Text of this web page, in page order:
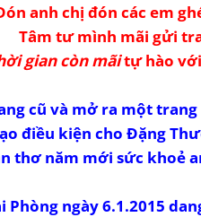
anh chị đón các em
Tâm tư mình mãi gửi
gian còn mãitự hào
cũ và mở ra một
điều kiện cho Đặng
thơ năm mới sức khoẻ
Phòng ngày 6.1.2015